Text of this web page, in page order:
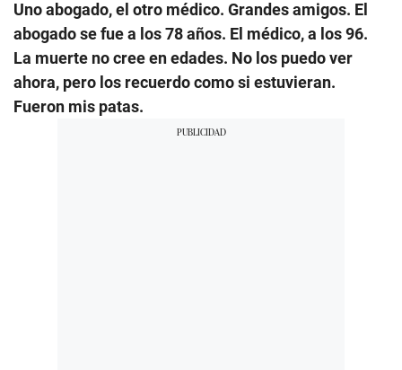
Uno abogado, el otro médico. Grandes amigos. El
abogado se fue a los 78 años. El médico, a los 96.
La muerte no cree en edades. No los puedo ver
ahora, pero los recuerdo como si estuvieran.
Fueron mis patas.